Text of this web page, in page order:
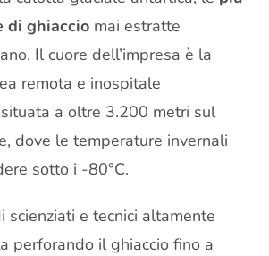
di ghiacciomai estratte
Il cuore dell’impresa è la
remota e inospitale
a oltre 3.200 metri sul
dove le temperature invernali
sotto i -80°C.
scienziati e tecnici altamente
perforando il ghiaccio fino a